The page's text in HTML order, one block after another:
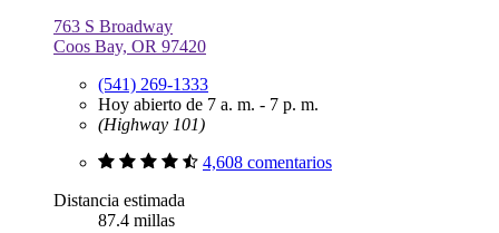
763 S Broadway
Coos Bay, OR 97420
(541) 269-1333
Hoy abierto de 7 a. m. - 7 p. m.
(Highway 101)
4,608 comentarios
Distancia estimada
87.4 millas